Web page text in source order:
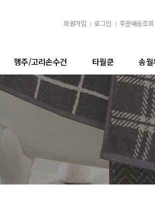
회원가입 로그인 주문배송조회
행주/고리손수건 타월쿤 송